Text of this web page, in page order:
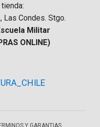
Las Condes. Stgo.
Militar
ONLINE)
Y GARANTIAS